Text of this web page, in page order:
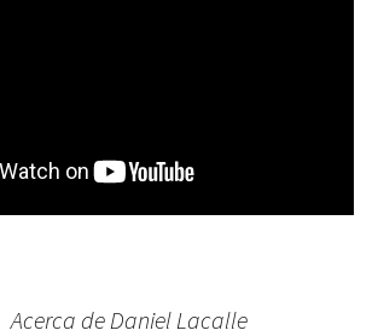
Acerca de Daniel Lacalle